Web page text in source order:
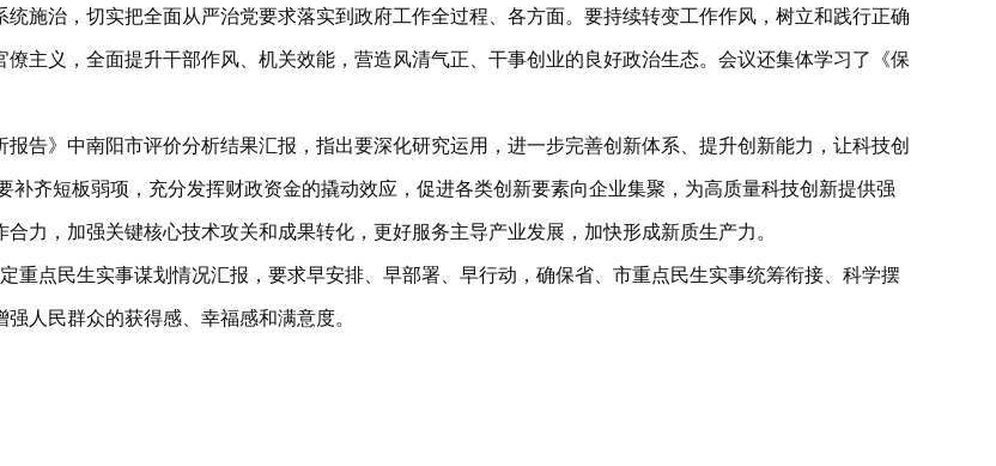
施治，切实把全面从严治党要求落实到政府工作全过程、各方面。要持续转变工作作风，树立和践行正确
主义，全面提升干部作风、机关效能，营造风清气正、干事创业的良好政治生态。会议还集体学习了《保
告》中南阳市评价分析结果汇报，指出要深化研究运用，进一步完善创新体系、提升创新能力，让科技创
补齐短板弱项，充分发挥财政资金的撬动效应，促进各类创新要素向企业集聚，为高质量科技创新提供强
力，加强关键核心技术攻关和成果转化，更好服务主导产业发展，加快形成新质生产力。
重点民生实事谋划情况汇报，要求早安排、早部署、早行动，确保省、市重点民生实事统筹衔接、科学摆
人民群众的获得感、幸福感和满意度。